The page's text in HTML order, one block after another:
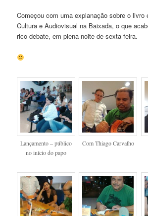
Começou com uma explanação sobre o livro
Cultura e Audiovisual na Baixada, o que
rico debate, em plena noite de sexta-feira.
Lançamento – público
no início do papo
Com Thiago Carvalho